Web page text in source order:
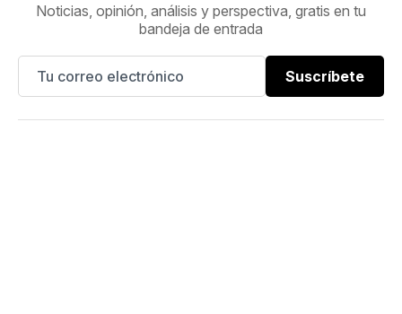
Noticias, opinión, análisis y perspectiva, gratis en tu
bandeja de entrada
Suscríbete